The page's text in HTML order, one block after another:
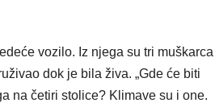
vozilo. Iz njega su tri muškarca
dok je bila živa. „Gde će biti
na četiri stolice? Klimave su i one.